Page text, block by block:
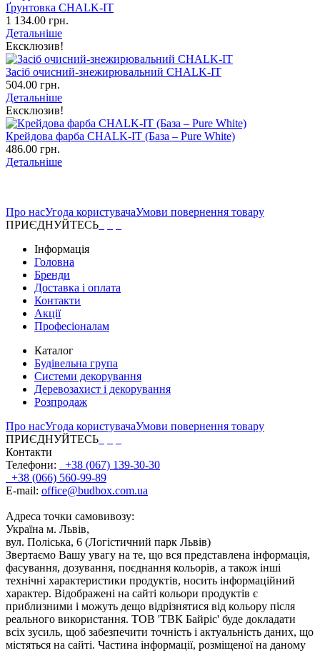
Ґрунтовка CHALK-IT
1 134.00 грн.
Детальніше
Ексклюзив!
Засіб очисний-знежирювальний CHALK-IT
504.00 грн.
Детальніше
Ексклюзив!
Крейдова фарба CHALK-IT (База – Pure White)
486.00 грн.
Детальніше
Про насУгода користувачаУмови повернення товару
ПРИЄДНУЙТЕСЬ
Інформація
Головна
Бренди
Доставка і оплата
Контакти
Акції
Професіоналам
Каталог
Будівельна група
Системи декорування
Деревозахист і декорування
Розпродаж
Про насУгода користувачаУмови повернення товару
ПРИЄДНУЙТЕСЬ
Контакти
Телефони:
+38 (067) 139-30-30
+38 (066) 560-99-89
E-mail: office@budbox.com.ua
Адреса точки самовивозу:
Україна м. Львів,
вул. Поліська, 6 (Логістичний парк Львів)
Звертаємо Вашу увагу на те, що вся представлена інформація,
фасування, дозування, поєднання кольорів, а також інші
технічні характеристики продуктів, носить інформаційний
характер. Відображені на сайті кольори продуктів є
приблизними і можуть дещо відрізнятися від кольору після
реального використання. ТОВ 'ТВК Байріс' буде докладати
всіх зусиль, щоб забезпечити точність і актуальність даних, що
містяться на сайті. Частина інформації, розміщеної на даному